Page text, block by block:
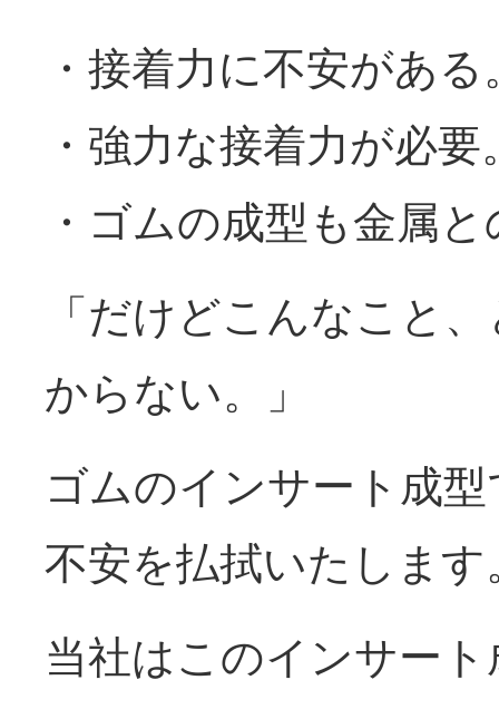
・接着力に不安がある
・強力な接着力が必要
・ゴムの成型も金属
「だけどこんなこと
からない。」
ゴムのインサート成
不安を払拭いたします
当社はこのインサー